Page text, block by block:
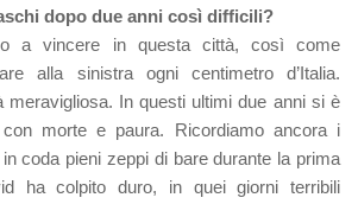
dopo due anni così difficili?
a vincere in questa città, così come
alla sinistra ogni centimetro d’Italia.
meravigliosa. In questi ultimi due anni si è
morte e paura. Ricordiamo ancora i
coda pieni zeppi di bare durante la prima
ha colpito duro, in quei giorni terribili